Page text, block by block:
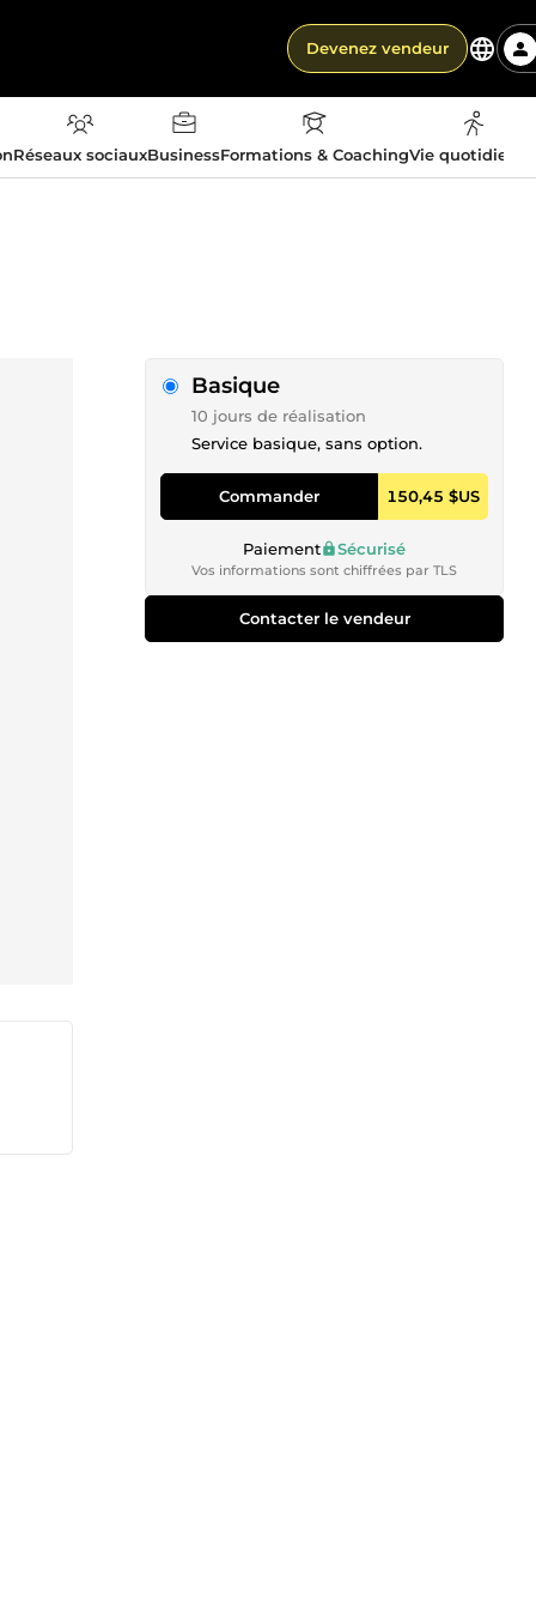
Devenez vendeur
Réseaux sociauxBusinessFormations & CoachingVie
Basique
10 jours de réalisation
Service basique, sans option.
Commander 150,45 $US
Paiement Sécurisé
Vos informations sont chiffrées par TLS
Contacter le vendeur